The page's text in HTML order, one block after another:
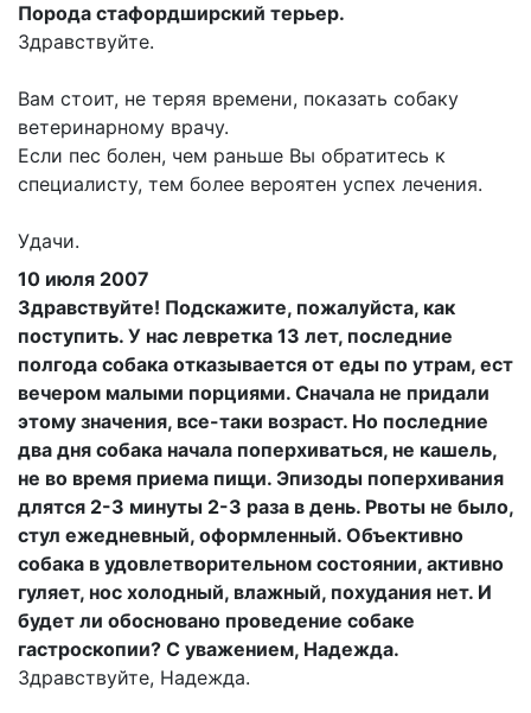
Порода стафордширский терьер.
Здравствуйте.
Вам стоит, не теряя времени, показать собаку
ветеринарному врачу.
Если пес болен, чем раньше Вы обратитесь к
специалисту, тем более вероятен успех лечения.
Удачи.
10 июля 2007
Здравствуйте! Подскажите, пожалуйста, как
поступить. У нас левретка 13 лет, последние
полгода собака отказывается от еды по утрам, ест
вечером малыми порциями. Сначала не придали
этому значения, все-таки возраст. Но последние
два дня собака начала поперхиваться, не кашель,
не во время приема пищи. Эпизоды поперхивания
длятся 2-3 минуты 2-3 раза в день. Рвоты не было,
стул ежедневный, оформленный. Объективно
собака в удовлетворительном состоянии, активно
гуляет, нос холодный, влажный, похудания нет. И
будет ли обосновано проведение собаке
гастроскопии? С уважением, Надежда.
Здравствуйте, Надежда.